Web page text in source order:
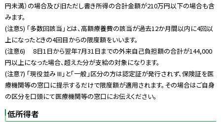
円未満）の場合及び旧ただし書き所得の合計金額が210万円以下の場合も含
みます。
(注意5) 「多数回該当」とは、高額療養費の該当が過去12か月間以内に4回以
上になったときの4回目からの限度額をいいます。
(注意6) 8日1日から翌年7月31日までの外来自己負担額の合計が144,000
円以上になった場合、超えた分が支給の対象になります。
(注意7) 「現役並み III」と「一般」区分の方は認定証が発行されず、保険証を医
療機関等の窓口に提示するだけで限度額が適用されます。その場合はご自身
の区分を口頭にて医療機関等の窓口にお伝えください。
低所得者